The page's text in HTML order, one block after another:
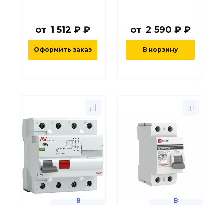
от 1 512 ₽ ₽
Оформить заказ
от 2 590 ₽ ₽
В корзину
В
В